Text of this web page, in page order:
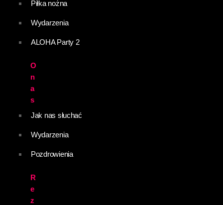
Piłka nożna
Wydarzenia
ALOHA Party 2
O
n
a
s
Jak nas słuchać
Wydarzenia
Pozdrowienia
R
e
z